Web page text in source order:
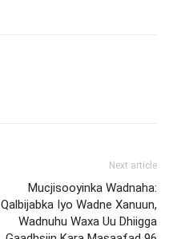
Next article
Mucjisooyinka Wadnaha:
Qalbijabka Iyo Wadne Xanuun,
Wadnuhu Waxa Uu Dhiigga